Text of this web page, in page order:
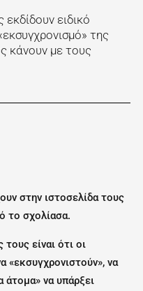
ειδικό
της
κάνουν με τους
στην ιστοσελίδα τους
το σχολίασα.
είναι ότι οι
«εκσυγχρονιστούν», να
να υπάρξει